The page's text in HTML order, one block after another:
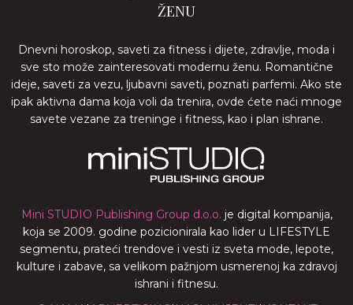
ŽENU
Dnevni horoskop, saveti za fitness i dijete, zdravlje, moda i
sve sto može zainteresovati modernu ženu. Romantične
ideje, saveti za vezu, ljubavni saveti, poznati parfemi. Ako ste
ipak aktivna dama koja voli da trenira, ovde ćete naći mnoge
savete vezane za treninge i fitness, kao i plan ishrane.
Mini STUDIO Publishing Group d.o.o. je digital kompanija,
koja se 2009. godine pozicionirala kao lider u LIFESTYLE
segmentu, prateći trendove i vesti iz sveta mode, lepote,
kulture i zabave, sa velikom pažnjom usmerenoj ka zdravoj
ishrani i fitnesu.